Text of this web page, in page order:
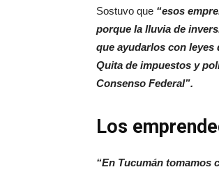
Sostuvo que “esos
porque la lluvia de
que ayudarlos con leyes
Quita de impuestos y
Consenso Federal”.
Los
“En Tucumán tomamos